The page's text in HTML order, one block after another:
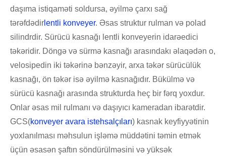
daşıma istiqaməti soldursa, əyilmə çarxı sağ
tərəfdədir lentli konveyer. Əsas struktur rulman və polad
silindrdir. Sürücü kasnağı lentli konveyerin idarəedici
təkəridir. Döngə və sürmə kasnağı arasındakı əlaqədən o,
velosipedin iki təkərinə bənzəyir, arxa təkər sürücülük
kasnağı, ön təkər isə əyilmə kasnağıdır. Bükülmə və
sürücü kasnağı arasında strukturda heç bir fərq yoxdur.
Onlar əsas mil rulmanı və daşıyıcı kameradan ibarətdir.
GCS(konveyer avara istehsalçıları) kasnak keyfiyyətinin
yoxlanılması məhsulun işləmə müddətini təmin etmək
üçün əsasən şaftın söndürülməsini və yüksək